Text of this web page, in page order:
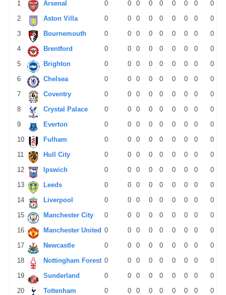
1 Arsenal 0 0 0 0 0 0 0 0
0
2
Aston Villa 0 0 0 0 0 0 0 0
0
3
Bournemouth 0 0 0 0 0 0 0 0
0
4
Brentford 0 0 0 0 0 0 0 0
0
5
Brighton 0 0 0 0 0 0 0 0
0
6
Chelsea 0 0 0 0 0 0 0 0
0
7
Coventry 0 0 0 0 0 0 0 0
0
8
Crystal Palace 0 0 0 0 0 0 0 0
0
9
Everton 0 0 0 0 0 0 0 0
0
10
Fulham 0 0 0 0 0 0 0 0
0
11
Hull City 0 0 0 0 0 0 0 0
0
12
Ipswich 0 0 0 0 0 0 0 0
0
13
Leeds 0 0 0 0 0 0 0 0
0
14
Liverpool 0 0 0 0 0 0 0 0
0
15
Manchester City 0 0 0 0 0 0 0 0
0
16
Manchester United 0 0 0 0 0 0 0 0
0
17
Newcastle 0 0 0 0 0 0 0 0
0
18
Nottingham Forest 0 0 0 0 0 0 0 0
0
19
Sunderland 0 0 0 0 0 0 0 0
0
20
Tottenham 0 0 0 0 0 0 0 0 0